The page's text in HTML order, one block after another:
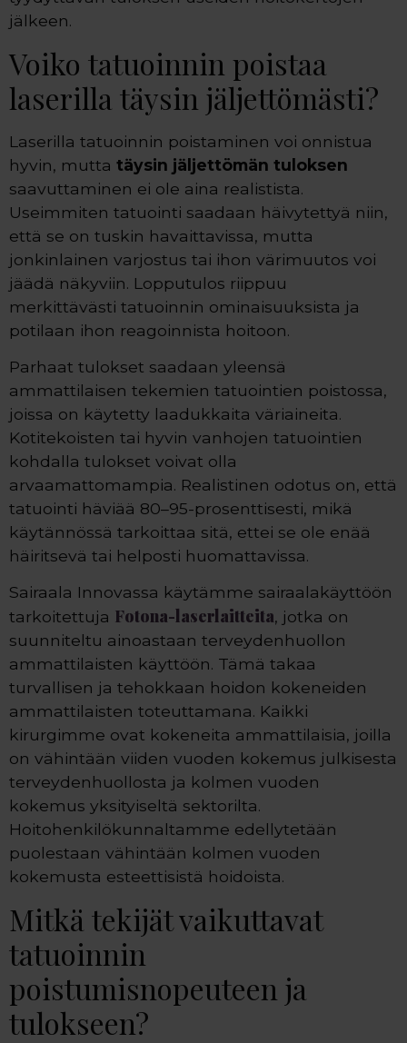
jälkeen.
Voiko tatuoinnin poistaa
laserilla täysin jäljettömästi?
Laserilla tatuoinnin poistaminen voi onnistua
hyvin, mutta täysin jäljettömän tuloksen
saavuttaminen ei ole aina realistista.
Useimmiten tatuointi saadaan häivytettyä niin,
että se on tuskin havaittavissa, mutta
jonkinlainen varjostus tai ihon värimuutos voi
jäädä näkyviin. Lopputulos riippuu
merkittävästi tatuoinnin ominaisuuksista ja
potilaan ihon reagoinnista hoitoon.
Parhaat tulokset saadaan yleensä
ammattilaisen tekemien tatuointien poistossa,
joissa on käytetty laadukkaita väriaineita.
Kotitekoisten tai hyvin vanhojen tatuointien
kohdalla tulokset voivat olla
arvaamattomampia. Realistinen odotus on, että
tatuointi häviää 80–95-prosenttisesti, mikä
käytännössä tarkoittaa sitä, ettei se ole enää
häiritsevä tai helposti huomattavissa.
Sairaala Innovassa käytämme sairaalakäyttöön
tarkoitettuja Fotona-laserlaitteita, jotka on
suunniteltu ainoastaan terveydenhuollon
ammattilaisten käyttöön. Tämä takaa
turvallisen ja tehokkaan hoidon kokeneiden
ammattilaisten toteuttamana. Kaikki
kirurgimme ovat kokeneita ammattilaisia, joilla
on vähintään viiden vuoden kokemus julkisesta
terveydenhuollosta ja kolmen vuoden
kokemus yksityiseltä sektorilta.
Hoitohenkilökunnaltamme edellytetään
puolestaan vähintään kolmen vuoden
kokemusta esteettisistä hoidoista.
Mitkä tekijät vaikuttavat
tatuoinnin
poistumisnopeuteen ja
tulokseen?